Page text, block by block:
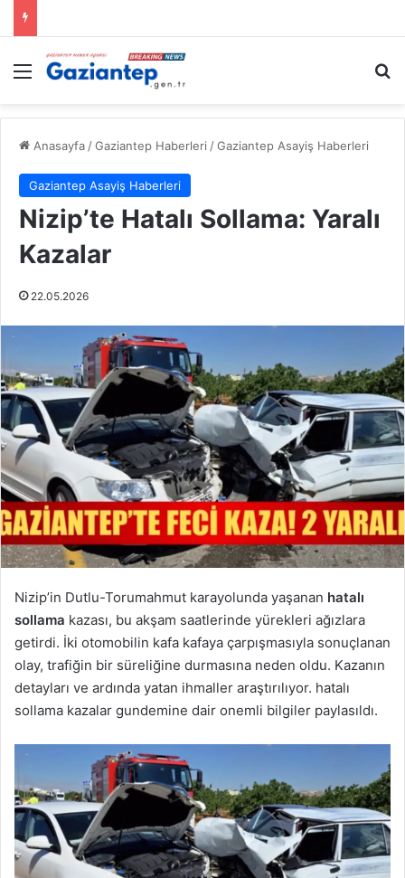
Menü
Anasayfa /Gaziantep Haberleri /Gaziantep Asayiş Haberleri
Gaziantep Asayiş Haberleri
Nizip’te Hatalı Sollama: Yaralı
Kazalar
22.05.2026
Nizip’in Dutlu-Torumahmut karayolunda yaşanan hatalı
sollama kazası, bu akşam saatlerinde yürekleri ağızlara
getirdi. İki otomobilin kafa kafaya çarpışmasıyla sonuçlanan
olay, trafiğin bir süreliğine durmasına neden oldu. Kazanın
detayları ve ardında yatan ihmaller araştırılıyor. hatalı
sollama kazalar gundemine dair onemli bilgiler paylasıldı.